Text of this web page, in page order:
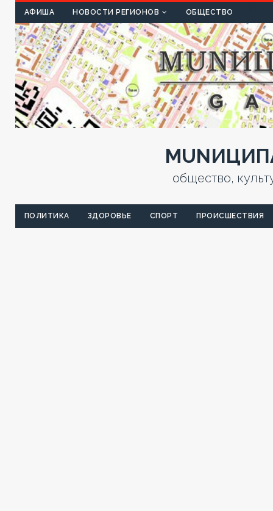
АФИША НОВОСТИ РЕГИОНОВ ОБЩЕСТВО
общество,
ПОЛИТИКА ЗДОРОВЬЕ СПОРТ ПРОИСШЕСТВИЯ